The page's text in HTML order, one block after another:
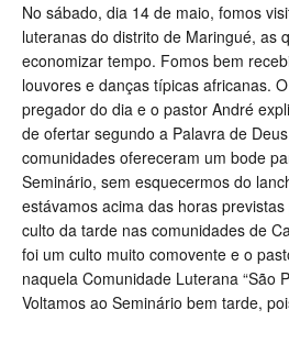
No sábado, dia 14 de maio, fomos
luteranas do distrito de Maringué, as
economizar tempo. Fomos bem
louvores e danças típicas africanas.
pregador do dia e o pastor André
de ofertar segundo a Palavra de
comunidades ofereceram um bode
Seminário, sem esquecermos do
estávamos acima das horas
culto da tarde nas comunidades de
foi um culto muito comovente e o
naquela Comunidade Luterana “São
Voltamos ao Seminário bem tarde,